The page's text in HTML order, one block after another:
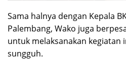
Sama halnya dengan Kepala
Palembang, Wako juga
untuk melaksanakan kegiatan
sungguh.